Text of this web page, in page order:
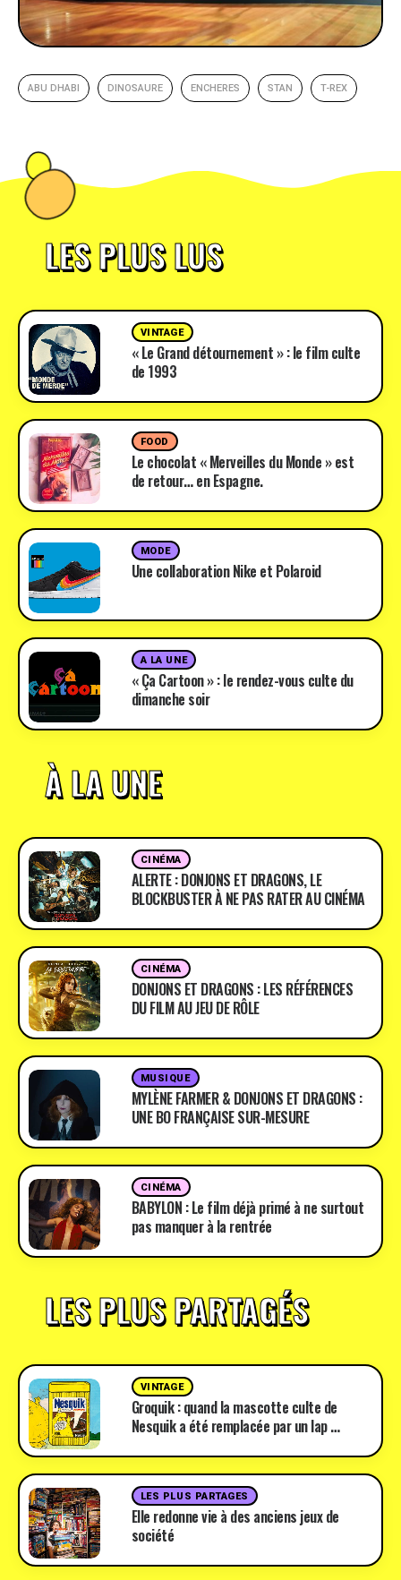
ABU DHABI DINOSAURE ENCHERES STAN T-REX
LES PLUS LUS
VINTAGE
« Le Grand détournement » : le film culte
de 1993
FOOD
Le chocolat « Merveilles du Monde » est
de retour… en Espagne.
MODE
Une collaboration Nike et Polaroid
A LA UNE
« Ça Cartoon » : le rendez-vous culte du
dimanche soir
À LA UNE
CINÉMA
ALERTE : DONJONS ET DRAGONS, LE
BLOCKBUSTER À NE PAS RATER AU CINÉMA
CINÉMA
DONJONS ET DRAGONS : LES RÉFÉRENCES
DU FILM AU JEU DE RÔLE
MUSIQUE
MYLÈNE FARMER & DONJONS ET DRAGONS :
UNE BO FRANÇAISE SUR-MESURE
CINÉMA
BABYLON : Le film déjà primé à ne surtout
pas manquer à la rentrée
LES PLUS PARTAGÉS
VINTAGE
Groquik : quand la mascotte culte de
Nesquik a été remplacée par un lap …
LES PLUS PARTAGES
Elle redonne vie à des anciens jeux de
société